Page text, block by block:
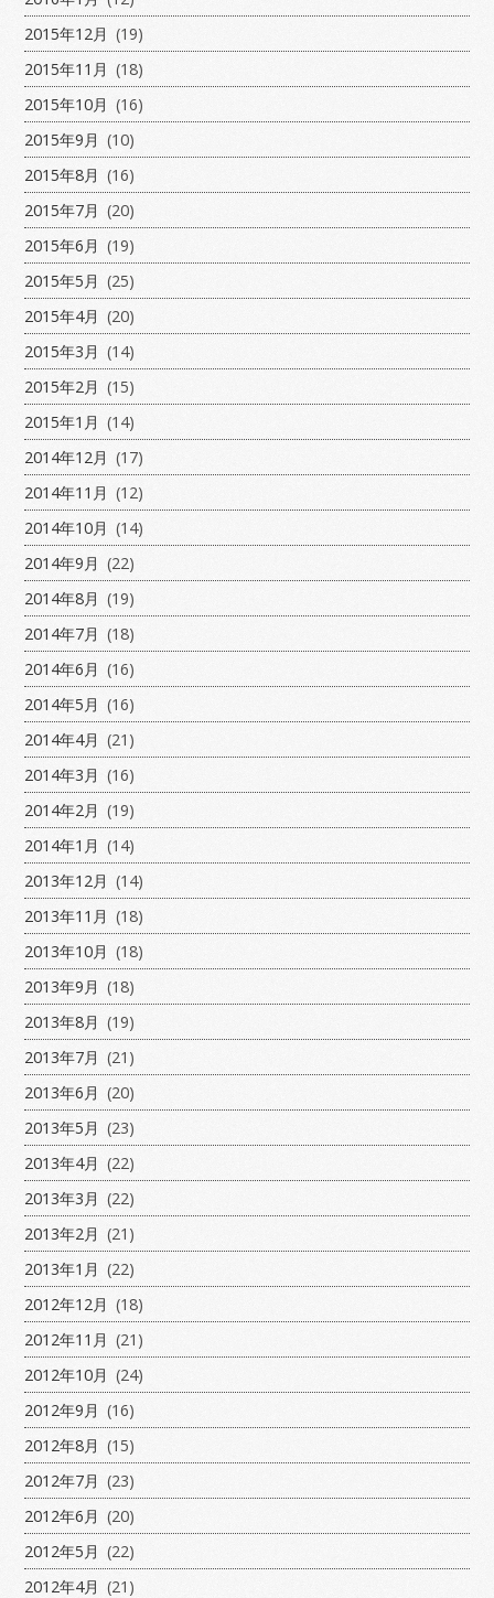
2015年12月 (19)
2015年11月 (18)
2015年10月 (16)
2015年9月 (10)
2015年8月 (16)
2015年7月 (20)
2015年6月 (19)
2015年5月 (25)
2015年4月 (20)
2015年3月 (14)
2015年2月 (15)
2015年1月 (14)
2014年12月 (17)
2014年11月 (12)
2014年10月 (14)
2014年9月 (22)
2014年8月 (19)
2014年7月 (18)
2014年6月 (16)
2014年5月 (16)
2014年4月 (21)
2014年3月 (16)
2014年2月 (19)
2014年1月 (14)
2013年12月 (14)
2013年11月 (18)
2013年10月 (18)
2013年9月 (18)
2013年8月 (19)
2013年7月 (21)
2013年6月 (20)
2013年5月 (23)
2013年4月 (22)
2013年3月 (22)
2013年2月 (21)
2013年1月 (22)
2012年12月 (18)
2012年11月 (21)
2012年10月 (24)
2012年9月 (16)
2012年8月 (15)
2012年7月 (23)
2012年6月 (20)
2012年5月 (22)
2012年4月 (21)